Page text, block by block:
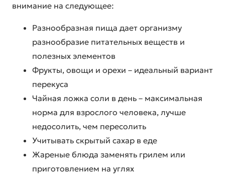
внимание на следующее:
Разнообразная пища дает организму
разнообразие питательных веществ и
полезных элементов
Фрукты, овощи и орехи – идеальный вариант
перекуса
Чайная ложка соли в день – максимальная
норма для взрослого человека, лучше
недосолить, чем пересолить
Учитывать скрытый сахар в еде
Жареные блюда заменять грилем или
приготовлением на углях